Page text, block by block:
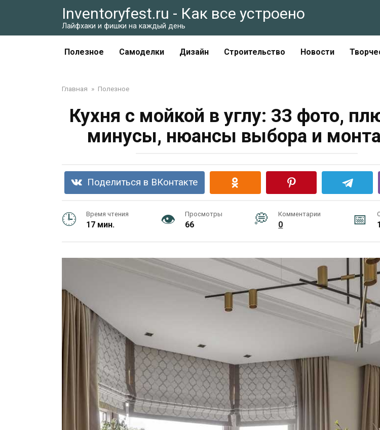
Inventoryfest.ru - Как все устроено
Лайфхаки и фишки на каждый день
Полезное Самоделки Дизайн Строительство Новости
Главная » Полезное
Кухня с мойкой в углу: 33 фото,
минусы, нюансы выбора и
Поделиться в ВКонтакте
Время чтения
17 мин.
Просмотры
66
Комментарии
0